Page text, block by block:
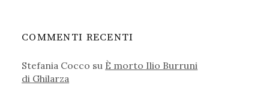
COMMENTI RECENTI
Stefania Cocco su È morto Ilio Burruni
di Ghilarza